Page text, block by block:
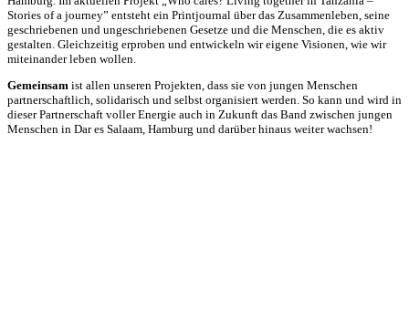
Stories of a journey” entsteht ein Printjournal über das Zusammenleben, seine
geschriebenen und ungeschriebenen Gesetze und die Menschen, die es aktiv
gestalten. Gleichzeitig erproben und entwickeln wir eigene Visionen, wie wir
miteinander leben wollen.
Gemeinsam ist allen unseren Projekten, dass sie von jungen Menschen
partnerschaftlich, solidarisch und selbst organisiert werden. So kann und wird in
dieser Partnerschaft voller Energie auch in Zukunft das Band zwischen jungen
Menschen in Dar es Salaam, Hamburg und darüber hinaus weiter wachsen!